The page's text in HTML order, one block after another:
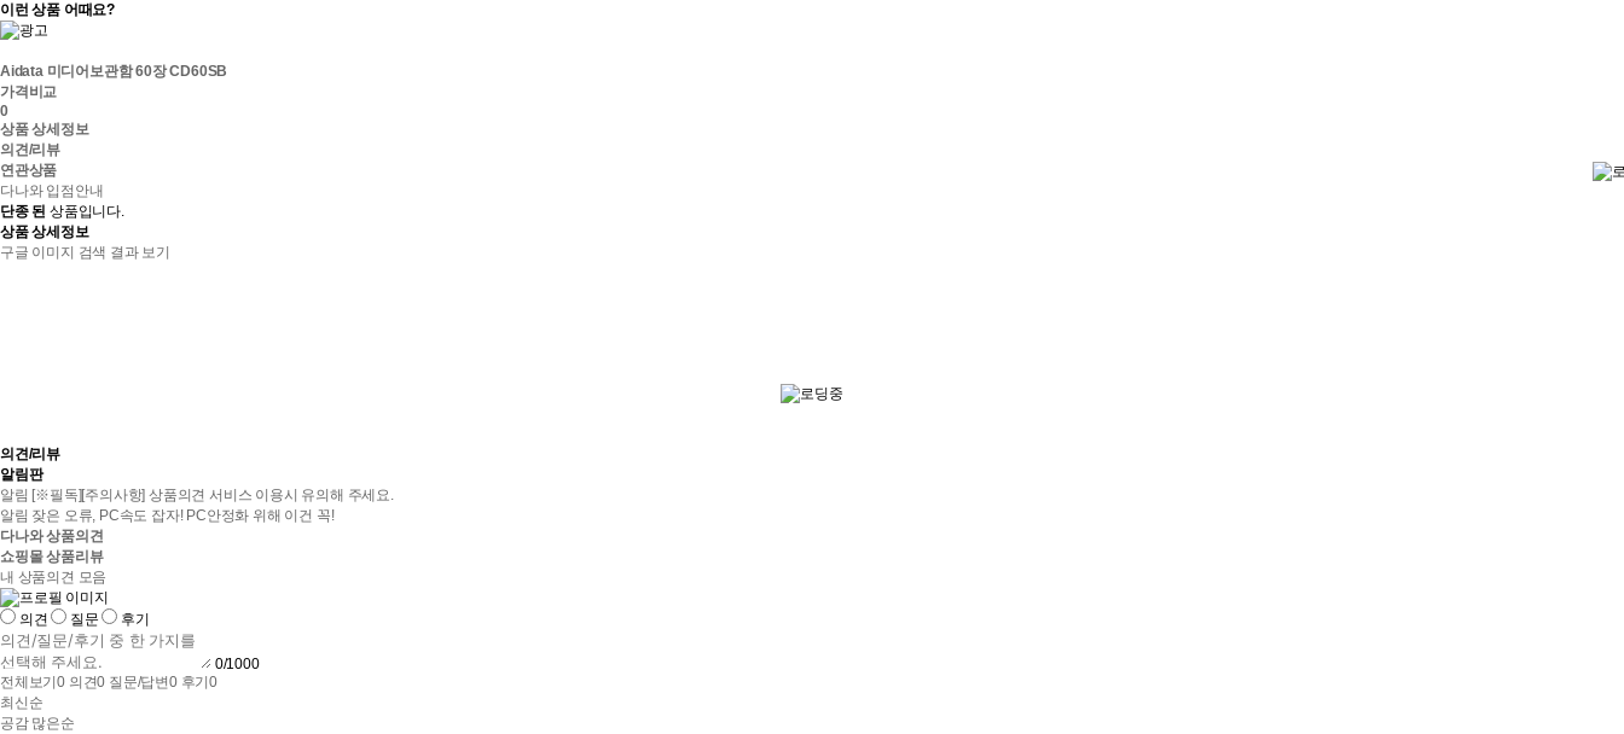
이런 상품 어때요?
Aidata 미디어보관함 60장 CD60SB
가격비교
0
상품 상세정보
의견/리뷰
연관상품
가
격
비
교
다나와 입점안내
단종 된 상품입니다.
상품 상세정보
구글 이미지 검색 결과 보기
의견/리뷰
알림판
알림 [※필독][주의사항] 상품의견 서비스 이용시 유의해 주세요.
알림 잦은 오류, PC속도 잡자! PC안정화 위해 이건 꼭!
이
전
보
기
다
음
보
기
다나와 상품의견
쇼핑몰 상품리뷰
내 상품의견 모음
의견 질문 후기
0/1000
전체보기0 의견0 질문/답변0 후기0
최신순
공감 많은순